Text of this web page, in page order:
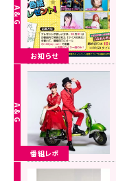
お知らせ
番組レポ